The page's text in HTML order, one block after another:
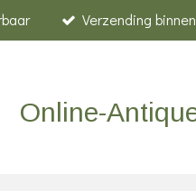
Verzending
Online-